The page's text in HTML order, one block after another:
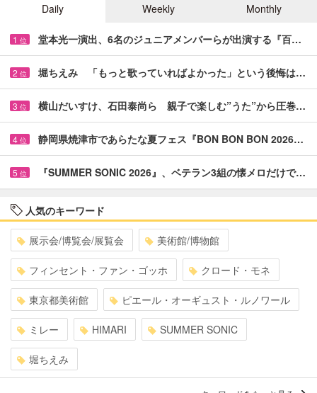
Daily
Weekly Monthly
1 位 堂本光一演出、6名のジュニアメンバーらが出演する『百…
2 位 堀ちえみ 「もっと歌っていればよかった」という後悔は…
3 位 横山だいすけ、石田泰尚ら 親子で楽しむ”うた”から圧巻…
4 位 静岡県焼津市であらたな夏フェス『BON BON BON 2026…
5 位 『SUMMER SONIC 2026』、ベテラン3組の懐メロだけで…
人気のキーワード
展示会/博覧会/展覧会 美術館/博物館
フィンセント・ファン・ゴッホ クロード・モネ
東京都美術館 ピエール・オーギュスト・ルノワール
ミレー HIMARI SUMMER SONIC
堀ちえみ